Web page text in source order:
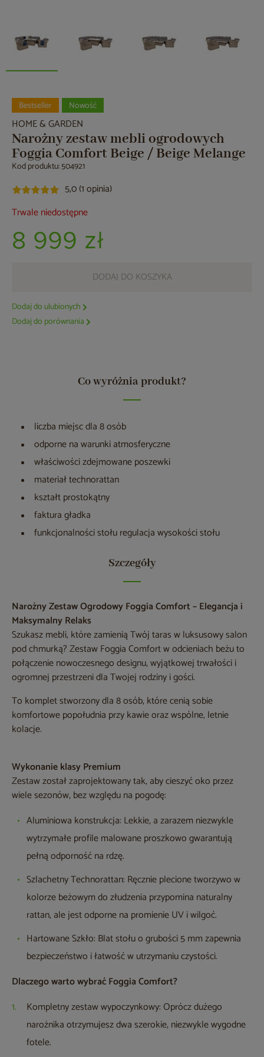
Bestseller Nowość
HOME & GARDEN
Narożny zestaw mebli ogrodowych
Foggia Comfort Beige / Beige Melange
Kod produktu: 504921
5,0 (1 opinia)
Trwale niedostępne
8 999 zł
DODAJ DO KOSZYKA
Dodaj do ulubionych
Dodaj do porównania
Co wyróżnia produkt?
liczba miejsc dla 8 osób
odporne na warunki atmosferyczne
właściwości zdejmowane poszewki
materiał technorattan
kształt prostokątny
faktura gładka
funkcjonalności stołu regulacja wysokości stołu
Szczegóły
Narożny Zestaw Ogrodowy Foggia Comfort – Elegancja i
Maksymalny Relaks
Szukasz mebli, które zamienią Twój taras w luksusowy salon
pod chmurką? Zestaw Foggia Comfort w odcieniach beżu to
połączenie nowoczesnego designu, wyjątkowej trwałości i
ogromnej przestrzeni dla Twojej rodziny i gości.
To komplet stworzony dla 8 osób, które cenią sobie
komfortowe popołudnia przy kawie oraz wspólne, letnie
kolacje.
Wykonanie klasy Premium
Zestaw został zaprojektowany tak, aby cieszyć oko przez
wiele sezonów, bez względu na pogodę:
Aluminiowa konstrukcja: Lekkie, a zarazem niezwykle
wytrzymałe profile malowane proszkowo gwarantują
pełną odporność na rdzę.
Szlachetny Technorattan: Ręcznie plecione tworzywo w
kolorze beżowym do złudzenia przypomina naturalny
rattan, ale jest odporne na promienie UV i wilgoć.
Hartowane Szkło: Blat stołu o grubości 5 mm zapewnia
bezpieczeństwo i łatwość w utrzymaniu czystości.
Dlaczego warto wybrać Foggia Comfort?
Kompletny zestaw wypoczynkowy: Oprócz dużego
narożnika otrzymujesz dwa szerokie, niezwykle wygodne
fotele.